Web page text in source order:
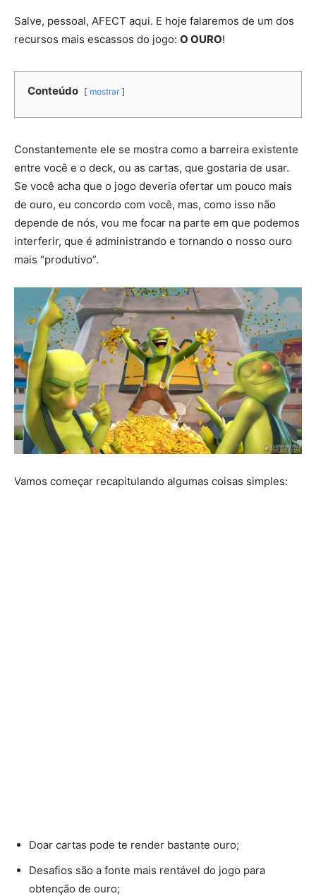
Salve, pessoal, AFECT aqui. E hoje falaremos de um dos
recursos mais escassos do jogo: O OURO!
Conteúdo mostrar
Constantemente ele se mostra como a barreira existente
entre você e o deck, ou as cartas, que gostaria de usar.
Se você acha que o jogo deveria ofertar um pouco mais
de ouro, eu concordo com você, mas, como isso não
depende de nós, vou me focar na parte em que podemos
interferir, que é administrando e tornando o nosso ouro
mais “produtivo”.
Vamos começar recapitulando algumas coisas simples:
Doar cartas pode te render bastante ouro;
Desafios são a fonte mais rentável do jogo para
obtenção de ouro;